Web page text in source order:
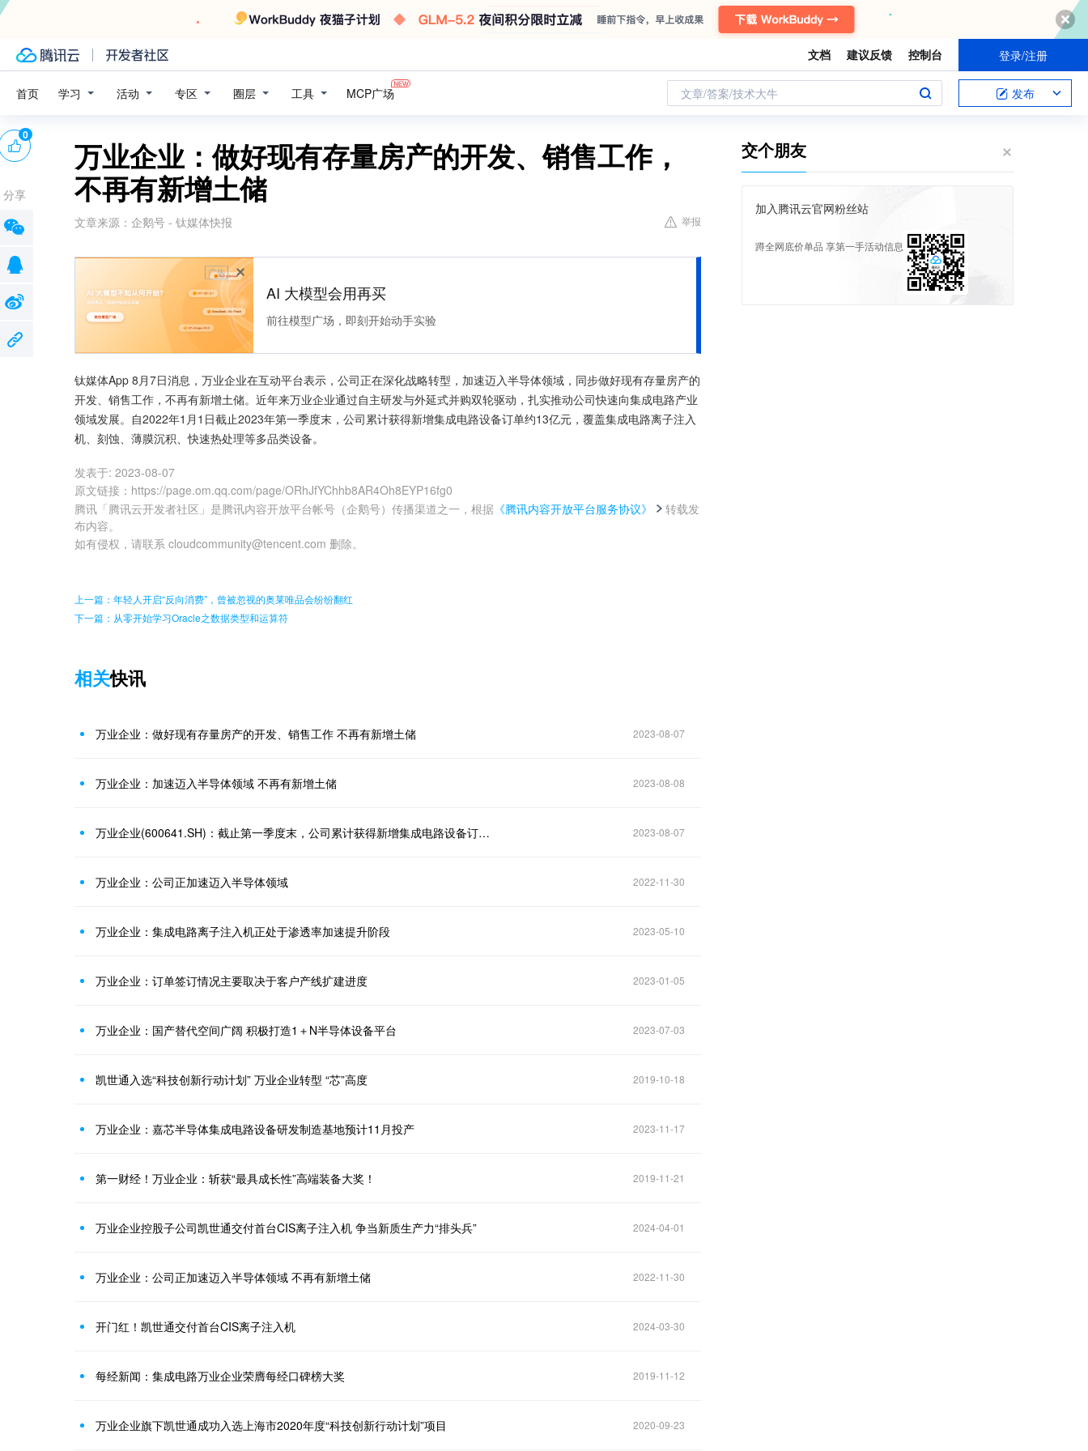
文档 建议反馈 控制台 登录/注册
首页 学习 活动 专区 圈层 工具 MCP广场 文章/答案/技术大牛 发布
万业企业：做好现有存量房产的开发、销售工作，
不再有新增土储
文章来源： 企鹅号 - 钛媒体快报 举报
广告
AI 大模型会用再买
前往模型广场，即刻开始动手实验
钛媒体App 8月7日消息，万业企业在互动平台表示，公司正在深化战略转型，加速迈入半导体领域，同步做好现有存量房产的
开发、销售工作，不再有新增土储。近年来万业企业通过自主研发与外延式并购双轮驱动，扎实推动公司快速向集成电路产业
领域发展。自2022年1月1日截止2023年第一季度末，公司累计获得新增集成电路设备订单约13亿元，覆盖集成电路离子注入
机、刻蚀、薄膜沉积、快速热处理等多品类设备。
发表于: 2023-08-07
原文链接 ： https://page.om.qq.com/page/ORhJfYChhb8AR4Oh8EYP16fg0
腾讯「腾讯云开发者社区」是腾讯内容开放平台帐号（企鹅号）传播渠道之一，根据 《腾讯内容开放平台服务协议》
转载发
布内容。
如有侵权，请联系 cloudcommunity@tencent.com 删除。
0
分享
上一篇：年轻人开启“反向消费”，曾被忽视的奥莱唯品会纷纷翻红
下一篇：从零开始学习Oracle之数据类型和运算符
相关快讯
万业企业：做好现有存量房产的开发、销售工作 不再有新增土储 2023-08-07
万业企业：加速迈入半导体领域 不再有新增土储 2023-08-08
万业企业(600641.SH)：截止第一季度末，公司累计获得新增集成电路设备订单约13亿元 2023-08-07
万业企业：公司正加速迈入半导体领域 2022-11-30
万业企业：集成电路离子注入机正处于渗透率加速提升阶段 2023-05-10
万业企业：订单签订情况主要取决于客户产线扩建进度 2023-01-05
万业企业：国产替代空间广阔 积极打造1＋N半导体设备平台 2023-07-03
凯世通入选“科技创新行动计划” 万业企业转型 “芯”高度 2019-10-18
万业企业：嘉芯半导体集成电路设备研发制造基地预计11月投产 2023-11-17
第一财经！万业企业：斩获“最具成长性”高端装备大奖！ 2019-11-21
万业企业控股子公司凯世通交付首台CIS离子注入机 争当新质生产力“排头兵” 2024-04-01
万业企业：公司正加速迈入半导体领域 不再有新增土储 2022-11-30
开门红！凯世通交付首台CIS离子注入机 2024-03-30
每经新闻：集成电路万业企业荣膺每经口碑榜大奖 2019-11-12
万业企业旗下凯世通成功入选上海市2020年度“科技创新行动计划”项目 2020-09-23
交个朋友
加入腾讯云官网粉丝站
蹲全网底价单品 享第一手活动信息